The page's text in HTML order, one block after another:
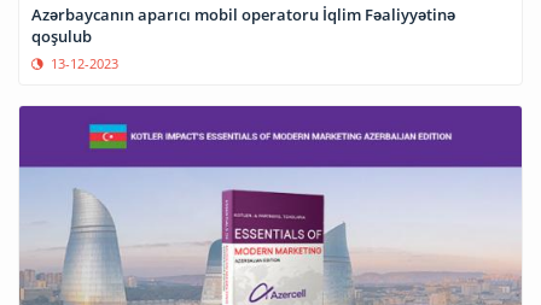
Azərbaycanın aparıcı mobil operatoru İqlim Fəaliyyətinə
qoşulub
13-12-2023